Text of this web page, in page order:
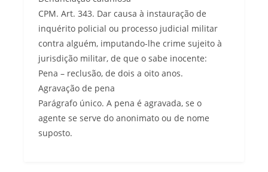
CPM. Art. 343. Dar causa à instauração de
inquérito policial ou processo judicial militar
contra alguém, imputando-lhe crime sujeito à
jurisdição militar, de que o sabe inocente:
Pena – reclusão, de dois a oito anos.
Agravação de pena
Parágrafo único. A pena é agravada, se o
agente se serve do anonimato ou de nome
suposto.